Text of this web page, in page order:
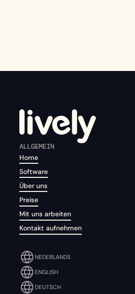
ALLGEMEIN
Home
Software
Über uns
Preise
Mit uns arbeiten
Kontakt aufnehmen
NEDERLANDS
ENGLISH
DEUTSCH